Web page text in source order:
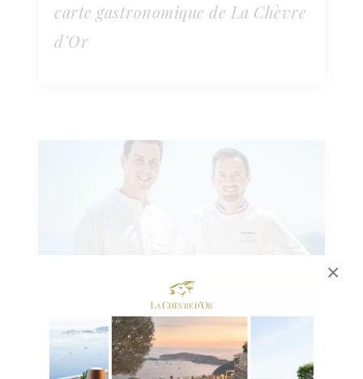
×
carte gastronomique de La Chèvre
d’Or
25 OCTOBRE 2024